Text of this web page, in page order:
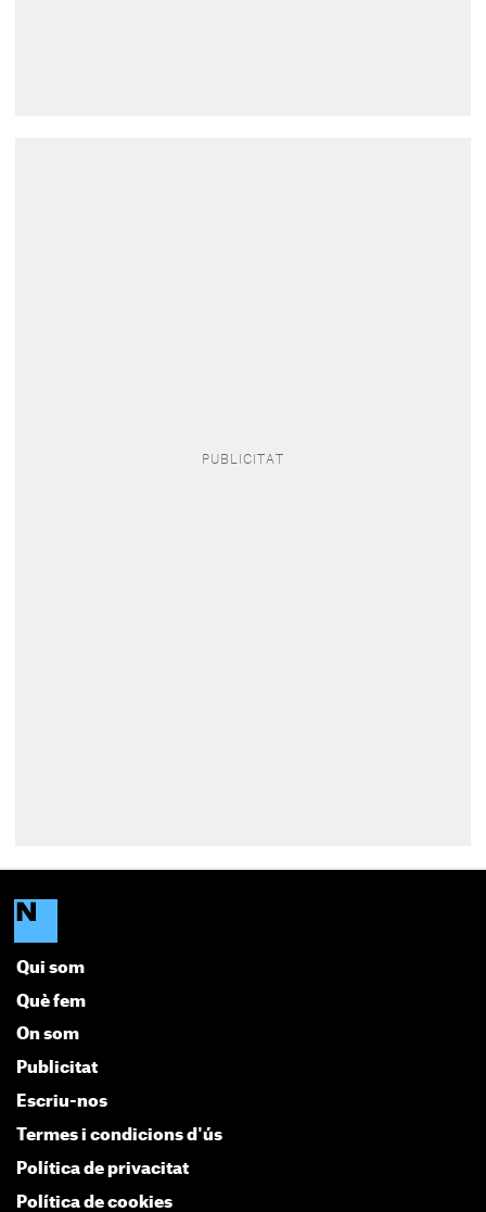
Qui som
Què fem
On som
Publicitat
Escriu-nos
Termes i condicions d'ús
Política de privacitat
Política de cookies